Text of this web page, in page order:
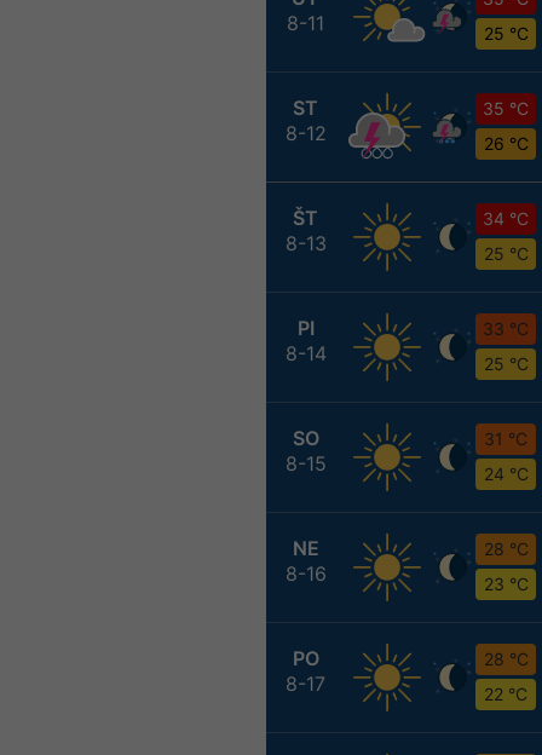
8-11
25 °C
ST
8-12
35 °C
26 °C
ŠT
8-13
34 °C
25 °C
PI
8-14
33 °C
25 °C
SO
8-15
31 °C
24 °C
NE
8-16
28 °C
23 °C
PO
8-17
28 °C
22 °C